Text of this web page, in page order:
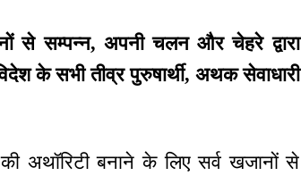
से सम्पन्न, अपनी चलन और चेहरे द्वारा
के सभी तीव्र पुरुषार्थी, अथक सेवाधारी
अथॉरिटी बनाने के लिए सर्व खजानों से